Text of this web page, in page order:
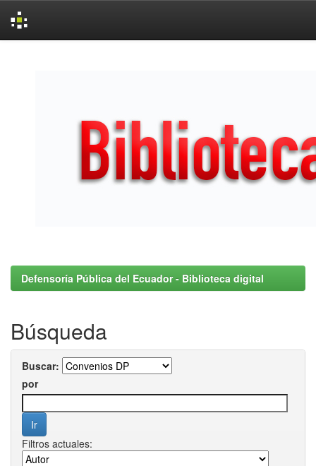
Defensoría Pública del Ecuador - Biblioteca digital
Búsqueda
Buscar:
por
Filtros actuales: